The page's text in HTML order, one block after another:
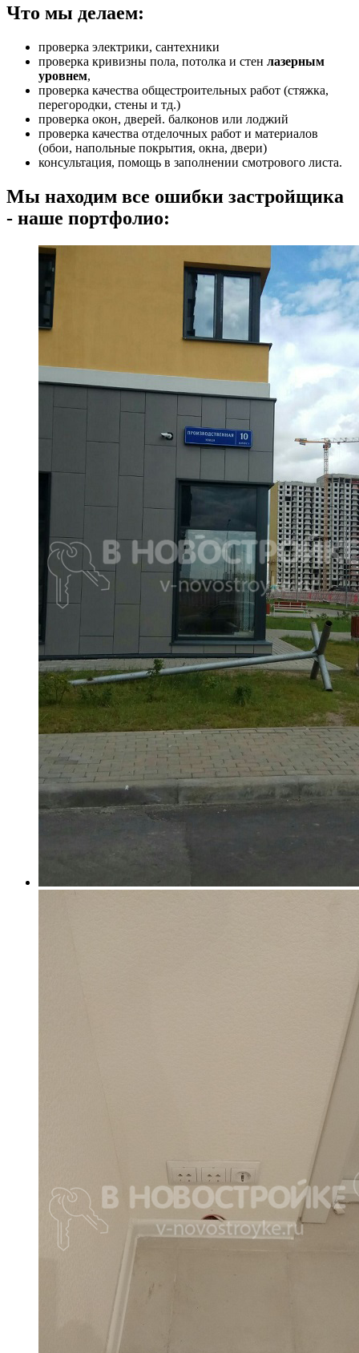
Что мы делаем:
проверка электрики, сантехники
проверка кривизны пола, потолка и стен лазерным
уровнем,
проверка качества общестроительных работ (стяжка,
перегородки, стены и тд.)
проверка окон, дверей. балконов или лоджий
проверка качества отделочных работ и материалов
(обои, напольные покрытия, окна, двери)
консультация, помощь в заполнении смотрового листа.
Мы находим все ошибки застройщика
- наше портфолио: